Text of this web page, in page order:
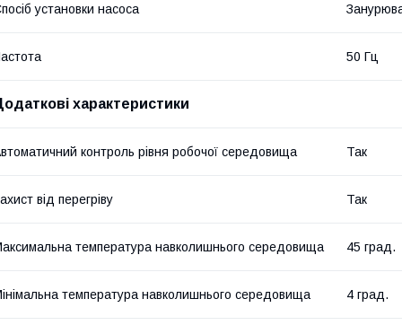
установки насоса
50 Гц
характеристики
контроль рівня робочої середовища Так
від перегріву Так
температура навколишнього середовища 45 град.
температура навколишнього середовища 4 град.